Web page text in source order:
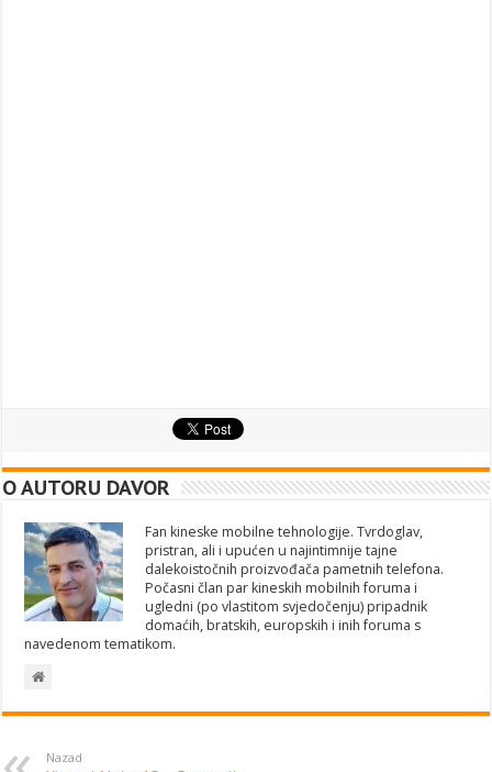
O AUTORU DAVOR
Fan kineske mobilne tehnologije. Tvrdoglav,
pristran, ali i upućen u najintimnije tajne
dalekoistočnih proizvođača pametnih telefona.
Počasni član par kineskih mobilnih foruma i
ugledni (po vlastitom svjedočenju) pripadnik
domaćih, bratskih, europskih i inih foruma s
navedenom tematikom.
Nazad